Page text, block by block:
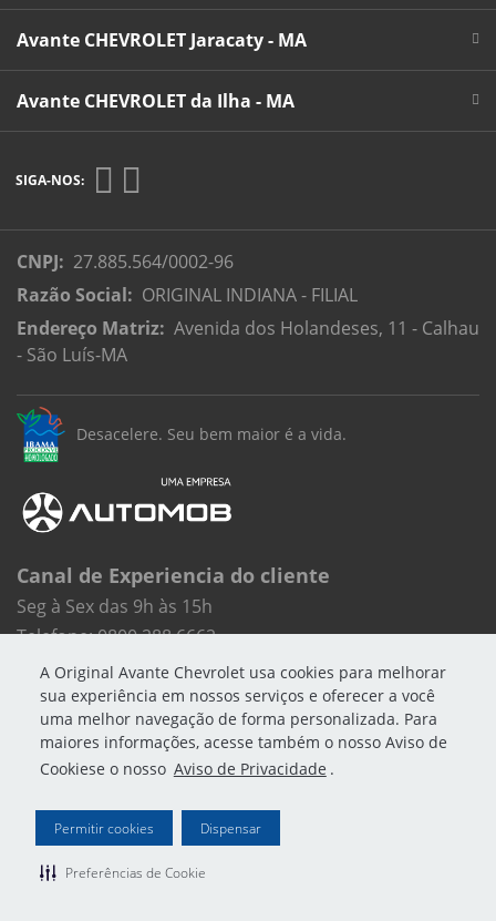
A Original Avante Chevrolet usa cookies para melhorar
sua experiência em nossos serviços e oferecer a você
uma melhor navegação de forma personalizada. Para
maiores informações, acesse também o nosso Aviso de
Cookiese o nosso Aviso de Privacidade .
Permitir cookies Dispensar
Preferências de Cookie
Avante CHEVROLET Jaracaty - MA
Avante CHEVROLET da Ilha - MA
SIGA-NOS:
CNPJ: 27.885.564/0002-96
Razão Social: ORIGINAL INDIANA - FILIAL
Endereço Matriz: Avenida dos Holandeses, 11 - Calhau
- São Luís-MA
Desacelere. Seu bem maior é a vida.
Canal de Experiencia do cliente
Seg à Sex das 9h às 15h
Telefone: 0800 288 6662
E-mail:experiencia.cliente@automob.com.br
© Copyright 2026
Como a Original trata os Dados Pessoais (LGPD)
Aviso de Cookies
Aviso de Privacidade